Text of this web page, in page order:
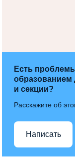
Есть
образованием
и секции?
Расскажите об
Написать